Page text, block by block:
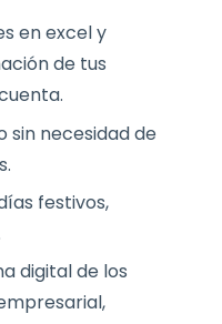
en excel y
de tus
sin necesidad de
festivos,
digital de los